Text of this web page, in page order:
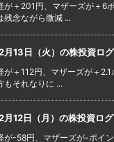
が＋201円、マザーズが＋6
残念ながら微減 ...
13日（火）の株投資ログ
が＋112円、マザーズが＋2.1
もそれなりに ...
12日（月）の株投資ログ
が-58円、マザーズが-ポイ